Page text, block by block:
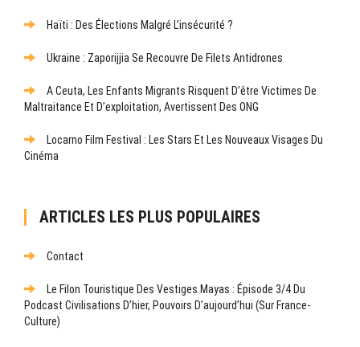
Haïti : Des Élections Malgré L’insécurité ?
Ukraine : Zaporijjia Se Recouvre De Filets Antidrones
A Ceuta, Les Enfants Migrants Risquent D’être Victimes De
Maltraitance Et D’exploitation, Avertissent Des ONG
Locarno Film Festival : Les Stars Et Les Nouveaux Visages Du
Cinéma
ARTICLES LES PLUS POPULAIRES
Contact
Le Filon Touristique Des Vestiges Mayas : Épisode 3/4 Du
Podcast Civilisations D’hier, Pouvoirs D’aujourd’hui (sur France-
Culture)